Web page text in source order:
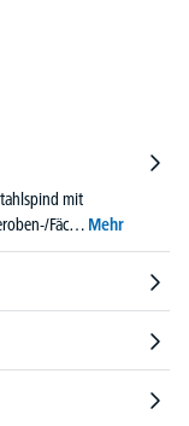
mit
Fäc… Mehr